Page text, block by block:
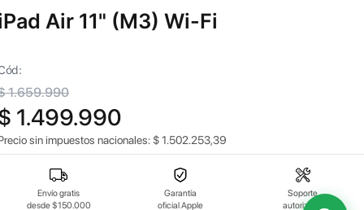
Air 11" (M3) Wi-Fi
1.659.990
1.499.990
sin impuestos nacionales: $1.502.253,39
Envío gratis
desde $150.000
Garantía
oficial Apple
Soporte
autorizado